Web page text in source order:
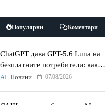
Популярни Коментари
ChatGPT дава GPT-5.6 Luna на
безплатните потребители: какво
променят Think бутонът и
AI Новини 07/08/2026